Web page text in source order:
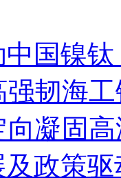
国镍
强韧海
向凝固
政策